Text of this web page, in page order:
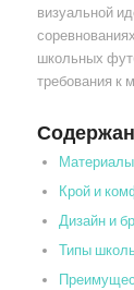
визуальной
школьных
требования к
Крой и
Дизайн и
Типы